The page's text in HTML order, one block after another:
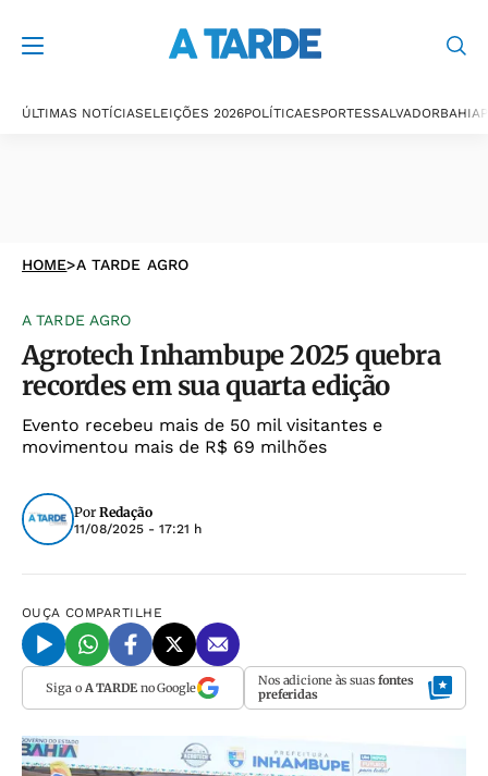
ÚLTIMAS NOTÍCIASELEIÇÕES 2026POLÍTICAESPORTESSALVADORBAHIA
HOME>A TARDE AGRO
A TARDE AGRO
Agrotech Inhambupe 2025 quebra
recordes em sua quarta edição
Evento recebeu mais de 50 mil visitantes e
movimentou mais de R$ 69 milhões
Por Redação
11/08/2025 - 17:21 h
OUÇA COMPARTILHE
Siga o A TARDEno Google Nos adicione às suas fontes
preferidas